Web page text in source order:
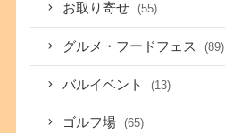
お取り寄せ (55)
グルメ・フードフェス (89)
バルイベント (13)
ゴルフ場 (65)